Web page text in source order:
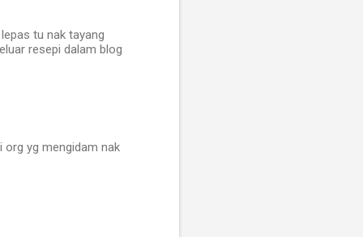
tu nak tayang
resepi dalam blog
org yg mengidam nak